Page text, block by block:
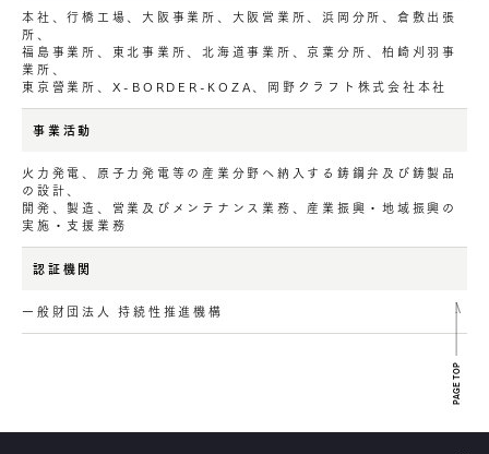
本社、行橋工場、大阪事業所、大阪営業所、浜岡分所、倉敷出張
所、
福島事業所、東北事業所、北海道事業所、京葉分所、柏崎刈羽事
業所、
東京營業所、X-BORDER-KOZA、岡野クラフト株式会社本社
事業活動
火力発電、原子力発電等の産業分野へ納入する鋳鋼弁及び鋳製品
の設計、
開発、製造、営業及びメンテナンス業務、産業振興・地域振興の
実施・支援業務
認証機関
一般財団法人 持続性推進機構
PAGE TOP